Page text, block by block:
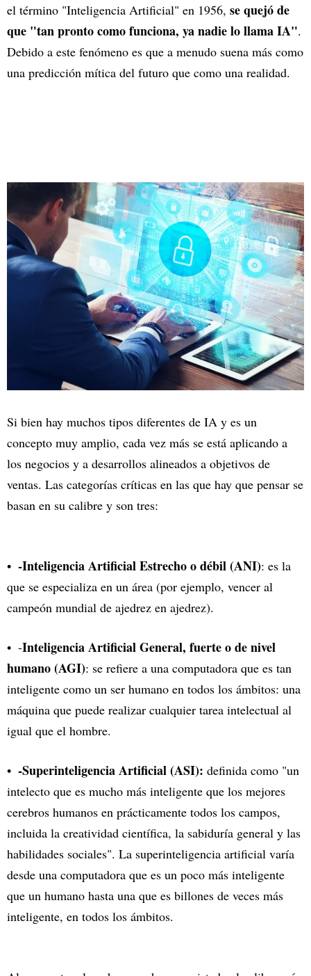
el término "Inteligencia Artificial" en 1956, se quejó de
que "tan pronto como funciona, ya nadie lo llama IA".
Debido a este fenómeno es que a menudo suena más como
una predicción mítica del futuro que como una realidad.
Si bien hay muchos tipos diferentes de IA y es un
concepto muy amplio, cada vez más se está aplicando a
los negocios y a desarrollos alineados a objetivos de
ventas. Las categorías críticas en las que hay que pensar se
basan en su calibre y son tres:
-Inteligencia Artificial Estrecho o débil (ANI): es la
que se especializa en un área (por ejemplo, vencer al
campeón mundial de ajedrez en ajedrez).
-Inteligencia Artificial General, fuerte o de nivel
humano (AGI): se refiere a una computadora que es tan
inteligente como un ser humano en todos los ámbitos: una
máquina que puede realizar cualquier tarea intelectual al
igual que el hombre.
-Superinteligencia Artificial (ASI): definida como "un
intelecto que es mucho más inteligente que los mejores
cerebros humanos en prácticamente todos los campos,
incluida la creatividad científica, la sabiduría general y las
habilidades sociales". La superinteligencia artificial varía
desde una computadora que es un poco más inteligente
que un humano hasta una que es billones de veces más
inteligente, en todos los ámbitos.